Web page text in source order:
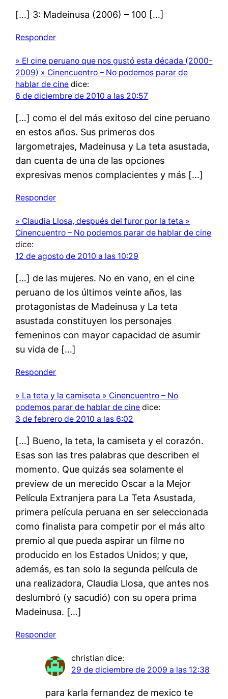
[…] 3: Madeinusa (2006) – 100 […]
Responder
» El cine peruano que nos gustó esta década (2000-
2009) » Cinencuentro – No podemos parar de
hablar de cine dice:
6 de diciembre de 2010 a las 20:57
[…] como el del más exitoso del cine peruano
en estos años. Sus primeros dos
largometrajes, Madeinusa y La teta asustada,
dan cuenta de una de las opciones
expresivas menos complacientes y más […]
Responder
» Claudia Llosa, después del furor por la teta »
Cinencuentro – No podemos parar de hablar de cine
dice:
12 de agosto de 2010 a las 10:29
[…] de las mujeres. No en vano, en el cine
peruano de los últimos veinte años, las
protagonistas de Madeinusa y La teta
asustada constituyen los personajes
femeninos con mayor capacidad de asumir
su vida de […]
Responder
» La teta y la camiseta » Cinencuentro – No
podemos parar de hablar de cine dice:
3 de febrero de 2010 a las 6:02
[…] Bueno, la teta, la camiseta y el corazón.
Esas son las tres palabras que describen el
momento. Que quizás sea solamente el
preview de un merecido Oscar a la Mejor
Película Extranjera para La Teta Asustada,
primera película peruana en ser seleccionada
como finalista para competir por el más alto
premio al que pueda aspirar un filme no
producido en los Estados Unidos; y que,
además, es tan solo la segunda película de
una realizadora, Claudia Llosa, que antes nos
deslumbró (y sacudió) con su opera prima
Madeinusa. […]
Responder
christian dice:
29 de diciembre de 2009 a las 12:38
para karla fernandez de mexico te